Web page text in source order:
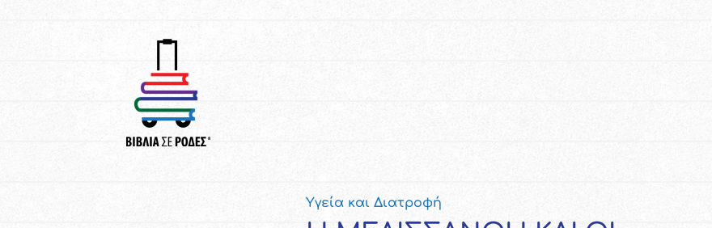
Υγεία και Διατροφή